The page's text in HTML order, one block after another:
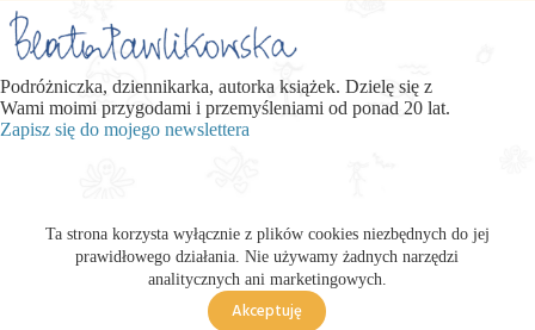
Ta strona korzysta wyłącznie z plików cookies niezbędnych do jej
prawidłowego działania. Nie używamy żadnych narzędzi
analitycznych ani marketingowych.
Akceptuję
Podróżniczka, dziennikarka, autorka książek. Dzielę się z
Wami moimi przygodami i przemyśleniami od ponad 20 lat.
Zapisz się do mojego newslettera